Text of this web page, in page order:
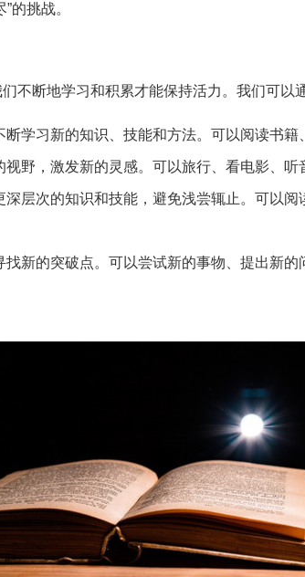
的挑战。
不断地学习和积累才能保持活力。我们可以
学习新的知识、技能和方法。可以阅读书籍
野，激发新的灵感。可以旅行、看电影、听
层次的知识和技能，避免浅尝辄止。可以
新的突破点。可以尝试新的事物、提出新的